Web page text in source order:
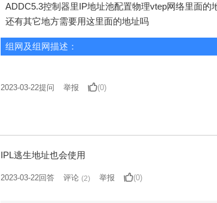
ADDC5.3控制器里IP地址池配置物理vtep网络里面的
还有其它地方需要用这里面的地址吗
组网及组网描述：
2023-03-22提问 举报 (0)
IPL逃生地址也会使用
2023-03-22回答 评论 (2) 举报 (0)